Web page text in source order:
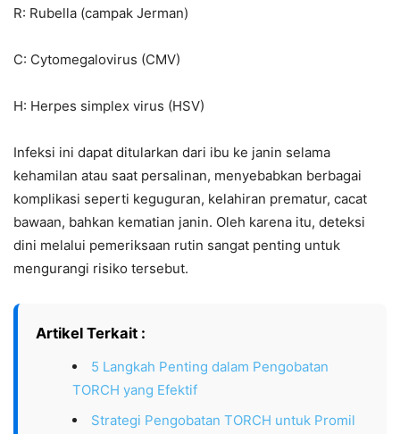
R: Rubella (campak Jerman)
C: Cytomegalovirus (CMV)
H: Herpes simplex virus (HSV)
Infeksi ini dapat ditularkan dari ibu ke janin selama
kehamilan atau saat persalinan, menyebabkan berbagai
komplikasi seperti keguguran, kelahiran prematur, cacat
bawaan, bahkan kematian janin. Oleh karena itu, deteksi
dini melalui pemeriksaan rutin sangat penting untuk
mengurangi risiko tersebut.
Artikel Terkait :
5 Langkah Penting dalam Pengobatan
TORCH yang Efektif
Strategi Pengobatan TORCH untuk Promil